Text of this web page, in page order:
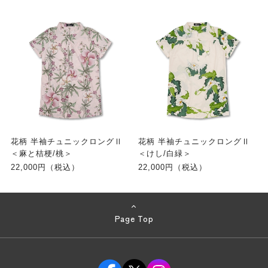
花柄 半袖チュニックロングⅡ
＜麻と桔梗/桃＞
22,000円（税込）
花柄 半袖チュニックロングⅡ
＜けし/白緑＞
22,000円（税込）
Page Top